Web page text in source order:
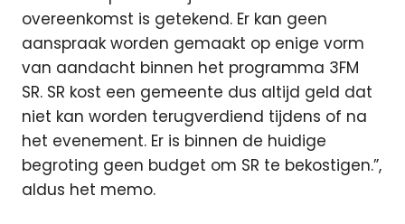
overeenkomst is getekend. Er kan geen
aanspraak worden gemaakt op enige vorm
van aandacht binnen het programma 3FM
SR. SR kost een gemeente dus altijd geld dat
niet kan worden terugverdiend tijdens of na
het evenement. Er is binnen de huidige
begroting geen budget om SR te bekostigen.”,
aldus het memo.